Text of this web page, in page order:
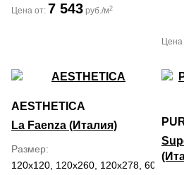
Цена от: 7 543 руб./м2
Цена
AESTHETICA
La Faenza (Италия)
Размер
120x120, 120x260, 120x278, 60x120